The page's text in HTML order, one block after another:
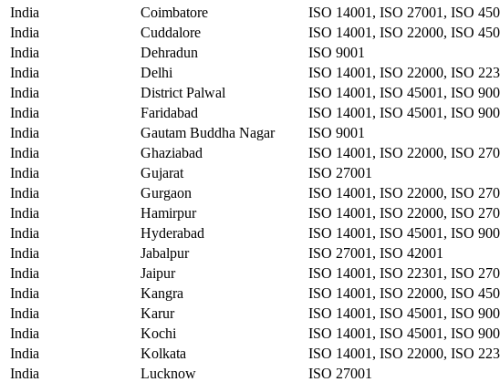
India
Coimbatore
ISO 14001, ISO 27001, ISO
India
Cuddalore
ISO 14001, ISO 22000, ISO
India
Dehradun
ISO 9001
India
Delhi
ISO 14001, ISO 22000, ISO
India
District Palwal
ISO 14001, ISO 45001, ISO
India
Faridabad
ISO 14001, ISO 45001, ISO
India
Gautam Buddha Nagar
ISO 9001
India
Ghaziabad
ISO 14001, ISO 22000, ISO
India
Gujarat
ISO 27001
India
Gurgaon
ISO 14001, ISO 22000, ISO
India
Hamirpur
ISO 14001, ISO 22000, ISO
India
Hyderabad
ISO 14001, ISO 45001, ISO
India
Jabalpur
ISO 27001, ISO 42001
India
Jaipur
ISO 14001, ISO 22301, ISO
India
Kangra
ISO 14001, ISO 22000, ISO
India
Karur
ISO 14001, ISO 45001, ISO
India
Kochi
ISO 14001, ISO 45001, ISO
India
Kolkata
ISO 14001, ISO 22000, ISO
India
Lucknow
ISO 27001